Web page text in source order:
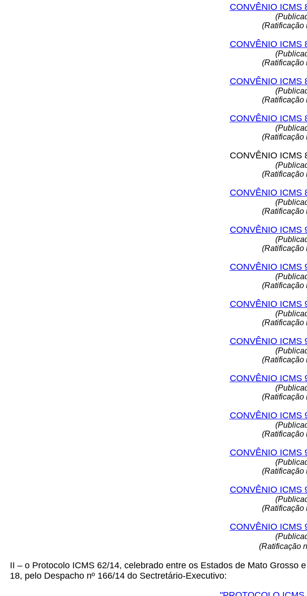
CONVÊNIO ICMS
(Ratificação
CONVÊNIO ICMS
(Ratificação
CONVÊNIO ICMS
(Ratificação
CONVÊNIO ICMS
(Ratificação
CONVÊNIO ICMS
(Ratificação
CONVÊNIO ICMS
(Ratificação
CONVÊNIO ICMS
(Ratificação
CONVÊNIO ICMS
(Ratificação
CONVÊNIO ICMS
(Ratificação
CONVÊNIO ICMS
(Ratificação
CONVÊNIO ICMS
(Ratificação
CONVÊNIO ICMS
(Ratificação
CONVÊNIO ICMS
(Ratificação
CONVÊNIO ICMS
(Ratificação
CONVÊNIO ICMS
(Ratificação
II – o Protocolo ICMS 62/14, celebrado entre os Estados de Mato
18, pelo Despacho nº 166/14 do Sectretário-Executivo: